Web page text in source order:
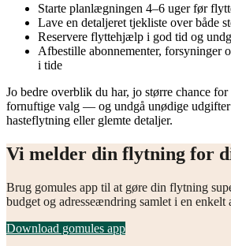
Starte planlægningen 4–6 uger før
Lave en detaljeret tjekliste over både
Reservere flyttehjælp i god tid og
Afbestille abonnementer, forsyninger
i tide
Jo bedre overblik du har, jo større chance
fornuftige valg ― og undgå unødige udgifter
hasteflytning eller glemte detaljer.
Vi melder din flytning for
Brug gomules app til at gøre din flytning
budget og adresseændring samlet i en enkelt
Download gomules app